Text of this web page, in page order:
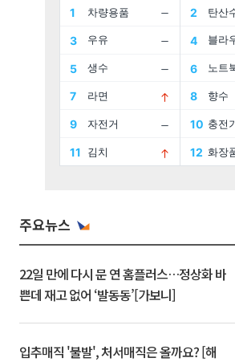
주요뉴스
22일 만에 다시 문 연 홈플러스…정상화 바
쁜데 재고 없어 ‘발동동’[가보니]
입추매직 '불발', 처서매직은 올까요? [해